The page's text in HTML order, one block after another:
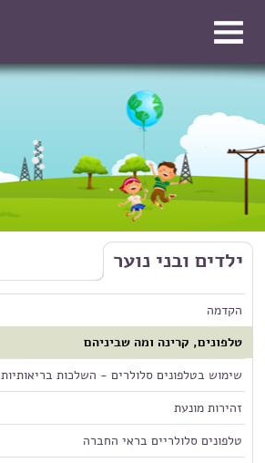
דילוג לתוכן העיקרי
ילדים ובני נוער
הקדמה
טלפונים, קרינה ומה שביניהם
שימוש בטלפונים סלולרים - השלכות בריאותיות
זהירות מונעת
טלפונים סלולריים בראי החברה